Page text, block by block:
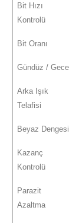
Bit Hızı
Kontrolü
Bit Oranı
Gündüz / Gece
Arka Işık
Telafisi
Beyaz Dengesi
Kazanç
Kontrolü
Parazit
Azaltma